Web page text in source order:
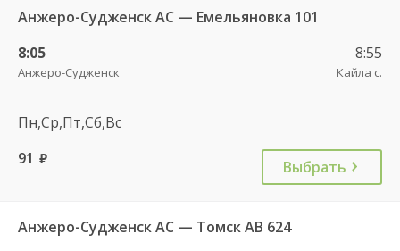
Анжеро-Судженск АС — Емельяновка 101
8:05
Анжеро-Судженск
8:55
Кайла с.
Пн,Ср,Пт,Сб,Вс
91 руб. Выбрать
Анжеро-Судженск АС — Томск АВ 624